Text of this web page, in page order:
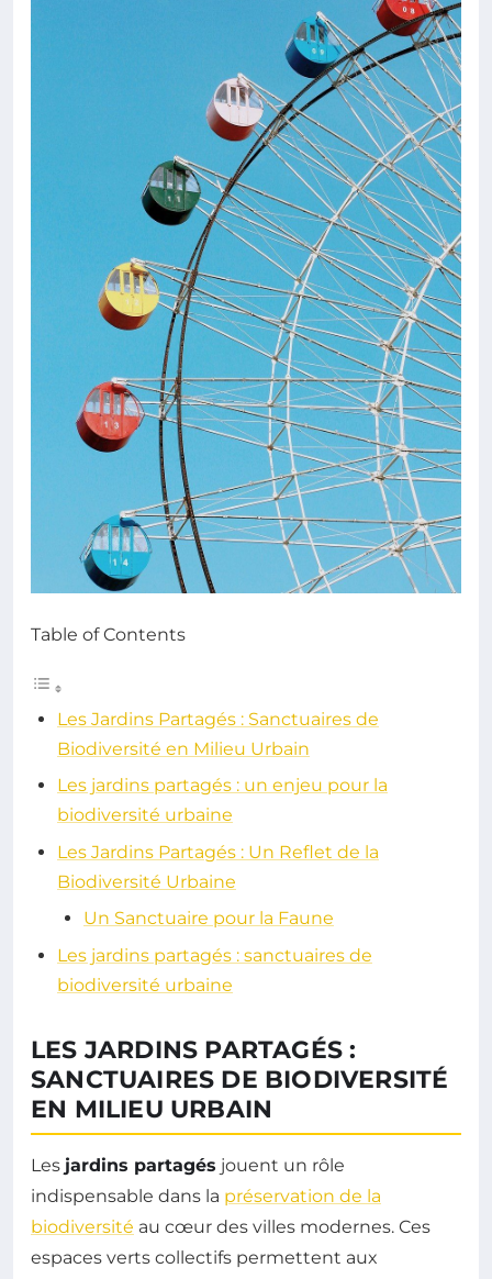
Table of Contents
Les Jardins Partagés : Sanctuaires de
Biodiversité en Milieu Urbain
Les jardins partagés : un enjeu pour la
biodiversité urbaine
Les Jardins Partagés : Un Reflet de la
Biodiversité Urbaine
Un Sanctuaire pour la Faune
Les jardins partagés : sanctuaires de
biodiversité urbaine
LES JARDINS PARTAGÉS :
SANCTUAIRES DE BIODIVERSITÉ
EN MILIEU URBAIN
Les jardins partagés jouent un rôle
indispensable dans la préservation de la
biodiversité au cœur des villes modernes. Ces
espaces verts collectifs permettent aux